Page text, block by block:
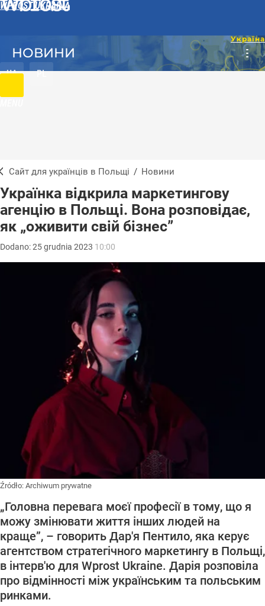
WPROST UKRAINA
UA PL
НОВИНИ
Сайт для українців в Польщі / Новини
Українка відкрила маркетингову
агенцію в Польщі. Вона розповідає,
як „оживити свій бізнес”
Dodano:25grudnia 2023 10:00
Źródło: Archiwum prywatne
„Головна перевага моєї професії в тому, що я
можу змінювати життя інших людей на
краще”, – говорить Дар'я Пентило, яка керує
агентством стратегічного маркетингу в Польщі,
в інтерв'ю для Wprost Ukraine. Дарія розповіла
про відмінності між українським та польським
ринками.